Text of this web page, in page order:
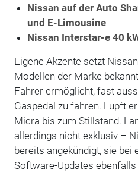
Nissan auf der Auto
und E-Limousine
Nissan Interstar-e 40
Eigene Akzente setzt
Modellen der Marke
Fahrer ermöglicht, fast
Gaspedal zu fahren. Lupft
Micra bis zum Stillstand.
allerdings nicht exklusiv –
bereits angekündigt, sie bei
Software-Updates ebenfalls